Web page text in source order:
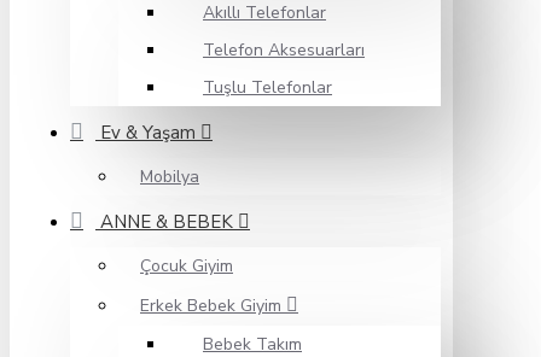
Akıllı Telefonlar
Telefon Aksesuarları
Tuşlu Telefonlar
Ev & Yaşam
Mobilya
ANNE & BEBEK
Çocuk Giyim
Erkek Bebek Giyim
Bebek Takım